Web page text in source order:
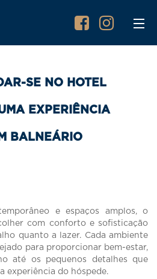
SE NO HOTEL
EXPERIÊNCIA
BALNEÁRIO
e espaços amplos, o
com conforto e sofisticação
quanto a lazer. Cada ambiente
para proporcionar bem-estar,
até os pequenos detalhes que
experiência do hóspede.